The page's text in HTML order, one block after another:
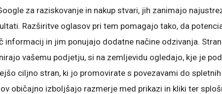
za raziskovanje in nakup stvari, jih zanimajo
Razširitve oglasov pri tem pomagajo tako, da
informacij in jim ponujajo dodatne načine odzivanja.
vašemu podjetju, si na zemljevidu ogledajo, kje je
ciljno stran, ki jo promovirate s povezavami do spletnih
običajno izboljšajo razmerje med prikazi in kliki ter